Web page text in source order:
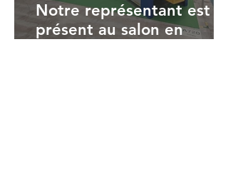
Notre représentant est
présent au salon en